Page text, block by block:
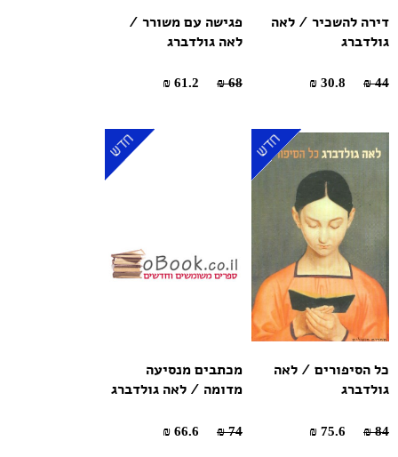
דירה להשכיר / לאה
גולדברג
44 ₪
פגישה עם משורר /
לאה גולדברג
68 ₪
כל הסיפורים / לאה
גולדברג
84 ₪
מכתבים מנסיעה
מדומה / לאה גולדברג
74 ₪